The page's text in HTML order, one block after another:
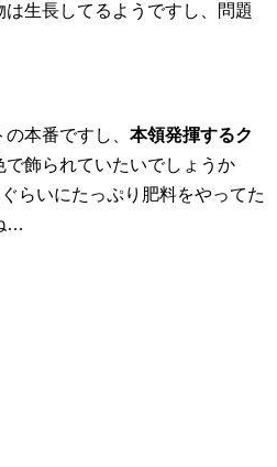
生長してるようですし、問題
本番ですし、 本領発揮するク
で飾られていたいでしょうか
らいにたっぷり肥料をやってた
…